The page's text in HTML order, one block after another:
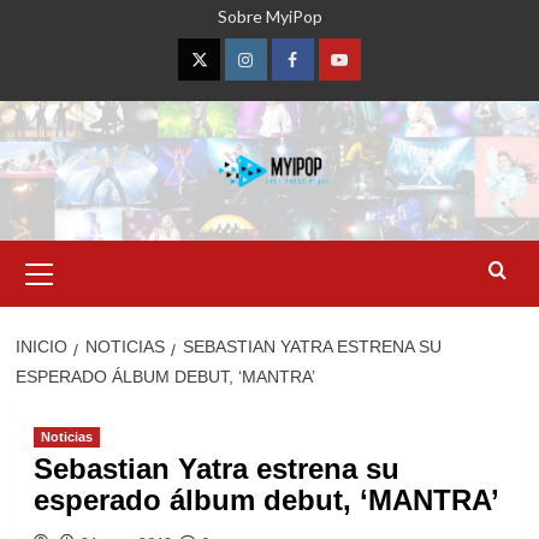
Sobre MyiPop
TwitterInstagramFacebookYouTube
primario
INICIO NOTICIAS
SEBASTIAN YATRA ESTRENA SU
ESPERADO ÁLBUM DEBUT, ‘MANTRA’
Noticias
Sebastian Yatra estrena su
esperado álbum debut, ‘MANTRA’